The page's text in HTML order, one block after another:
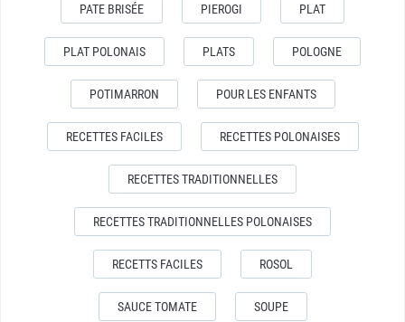
PATE BRISÉE PIEROGI PLAT
PLAT POLONAIS PLATS POLOGNE
POTIMARRON POUR LES ENFANTS
RECETTES FACILES RECETTES POLONAISES
RECETTES TRADITIONNELLES
RECETTES TRADITIONNELLES POLONAISES
RECETTS FACILES ROSOL
SAUCE TOMATE SOUPE